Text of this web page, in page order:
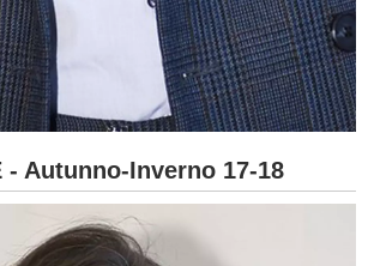
- Autunno-Inverno 17-18